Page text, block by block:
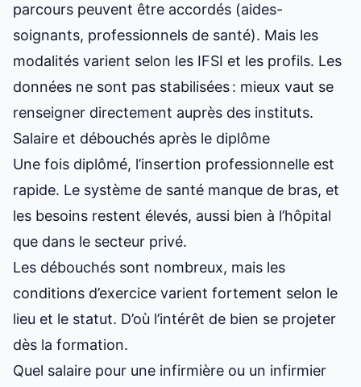
parcours peuvent être accordés (aides-
soignants, professionnels de santé). Mais les
modalités varient selon les IFSI et les profils. Les
données ne sont pas stabilisées : mieux vaut se
renseigner directement auprès des instituts.
Salaire et débouchés après le diplôme
Une fois diplômé, l’insertion professionnelle est
rapide. Le système de santé manque de bras, et
les besoins restent élevés, aussi bien à l’hôpital
que dans le secteur privé.
Les débouchés sont nombreux, mais les
conditions d’exercice varient fortement selon le
lieu et le statut. D’où l’intérêt de bien se projeter
dès la formation.
Quel salaire pour une infirmière ou un infirmier